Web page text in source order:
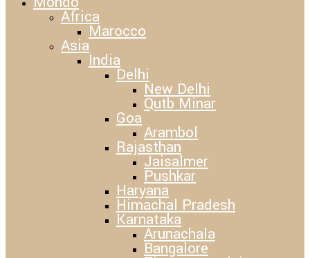
Africa
Marocco
Asia
India
Delhi
New Delhi
Qutb Minar
Goa
Arambol
Rajasthan
Jaisalmer
Pushkar
Haryana
Himachal Pradesh
Karnataka
Arunachala
Bangalore